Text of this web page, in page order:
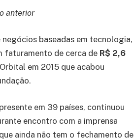
anterior
baseadas em tecnologia,
faturamento de cerca de R$ 2,6
em 2015 que acabou
em 39 países, continuou
encontro com a imprensa
ainda não tem o fechamento de